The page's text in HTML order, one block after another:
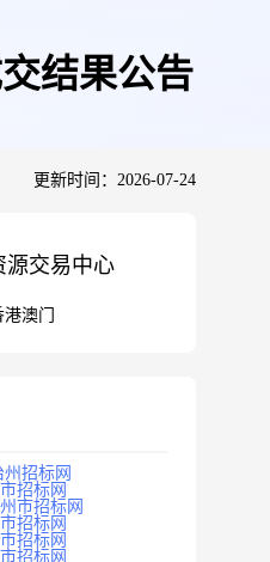
结果公告
更新时间：2026-07-24
源交易中心
港澳门
招标网
招标网
市招标网
招标网
招标网
招标网